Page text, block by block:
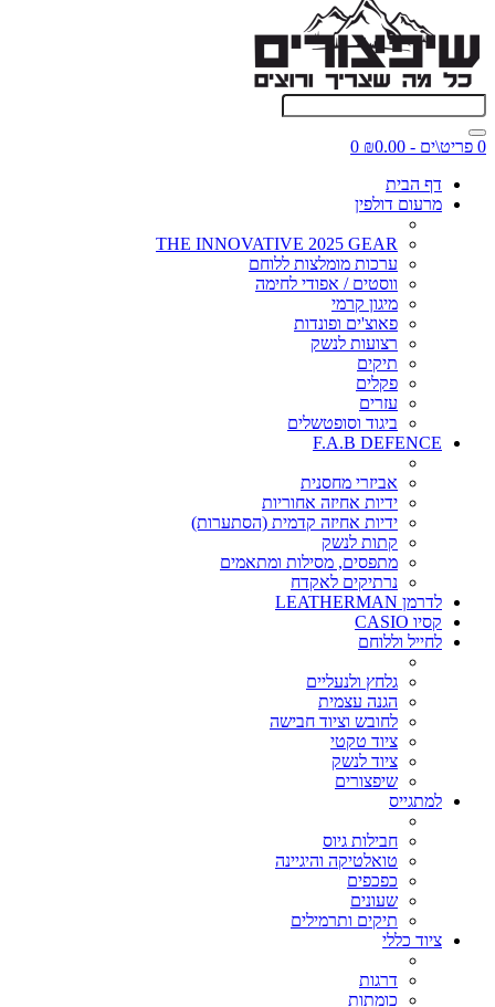
0 פריט\ים - ₪0.00
0
דף הבית
מרעום דולפין
THE INNOVATIVE 2025 GEAR
ערכות מומלצות ללוחם
ווסטים / אפודי לחימה
מיגון קרמי
פאוצ'ים ופונדות
רצועות לנשק
תיקים
פקלים
עזרים
ביגוד וסופטשלים
F.A.B DEFENCE
אביזרי מחסנית
ידיות אחיזה אחוריות
ידיות אחיזה קדמית (הסתערות)
קתות לנשק
מתפסים, מסילות ומתאמים
נרתיקים לאקדח
לדרמן LEATHERMAN
קסיו CASIO
לחייל וללוחם
גלחץ ולנעליים
הגנה עצמית
לחובש וציוד חבישה
ציוד טקטי
ציוד לנשק
שיפצורים
למתגייס
חבילות גיוס
טואלטיקה והיגיינה
כפכפים
שעונים
תיקים ותרמילים
ציוד כללי
דרגות
כומתות